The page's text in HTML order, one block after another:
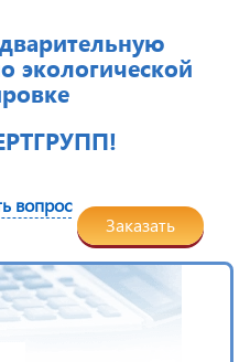
экологической
вопрос
Заказать